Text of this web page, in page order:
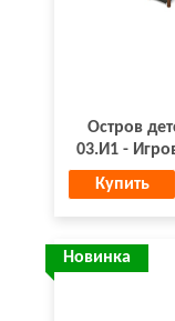
Остров
03.И1 -
Купить
Новинка